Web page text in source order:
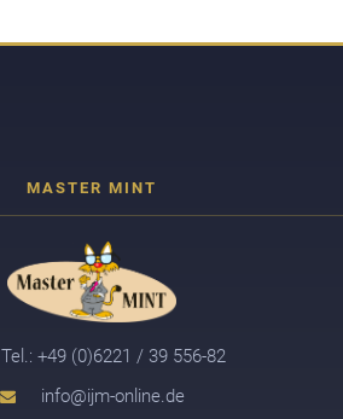
Tel.: +49 (0)6221 / 39 556-82
info@ijm-online.de